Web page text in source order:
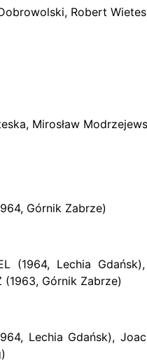
Robert
Mirosław
Górnik Zabrze)
(1964, Lechia
(1963, Górnik Zabrze)
Lechia Gdańsk),